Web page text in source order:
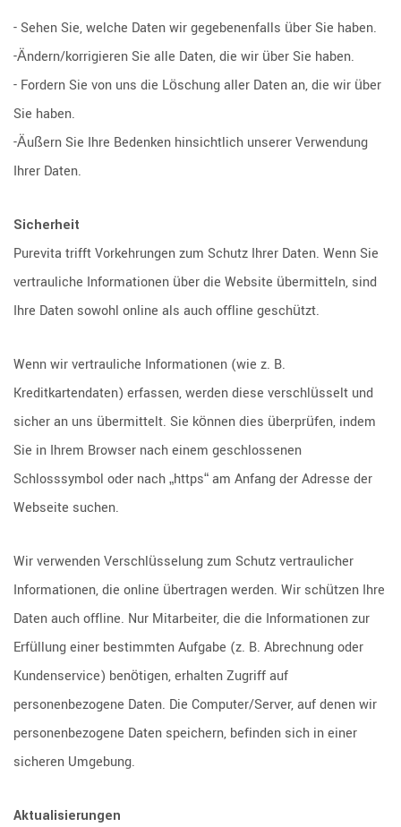
- Sehen Sie, welche Daten wir gegebenenfalls über Sie haben.
-Ändern/korrigieren Sie alle Daten, die wir über Sie haben.
- Fordern Sie von uns die Löschung aller Daten an, die wir über
Sie haben.
-Äußern Sie Ihre Bedenken hinsichtlich unserer Verwendung
Ihrer Daten.
Sicherheit
Purevita trifft Vorkehrungen zum Schutz Ihrer Daten. Wenn Sie
vertrauliche Informationen über die Website übermitteln, sind
Ihre Daten sowohl online als auch offline geschützt.
Wenn wir vertrauliche Informationen (wie z. B.
Kreditkartendaten) erfassen, werden diese verschlüsselt und
sicher an uns übermittelt. Sie können dies überprüfen, indem
Sie in Ihrem Browser nach einem geschlossenen
Schlosssymbol oder nach „https“ am Anfang der Adresse der
Webseite suchen.
Wir verwenden Verschlüsselung zum Schutz vertraulicher
Informationen, die online übertragen werden. Wir schützen Ihre
Daten auch offline. Nur Mitarbeiter, die die Informationen zur
Erfüllung einer bestimmten Aufgabe (z. B. Abrechnung oder
Kundenservice) benötigen, erhalten Zugriff auf
personenbezogene Daten. Die Computer/Server, auf denen wir
personenbezogene Daten speichern, befinden sich in einer
sicheren Umgebung.
Aktualisierungen